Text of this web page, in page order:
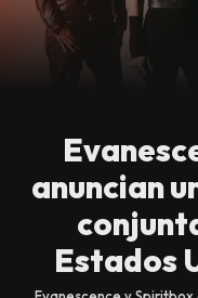
anuncian
Estados